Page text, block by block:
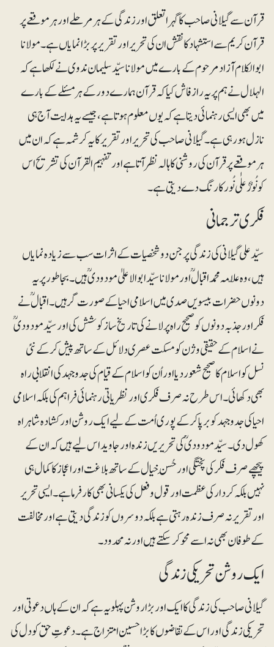
قرآن سے گیلانی صاحب کا گہرا تعلق اور زندگی کے ہرمرحلے اور ہرموقعے پر
قرآن کریم سے استشہاد کا نقش ان کی تحریر اور تقریر پر بڑا نمایاں ہے۔ مولانا
ابوالکلام آزاد مرحوم کے بارے میں مولانا سیّد سلیمان ندوی نے لکھا ہے کہ
الہلال نے ہم پر یہ راز فاش کیا کہ قرآن ہمارے دور کے ہر مسئلے کے بارے
میں بھی ایسی رہنمائی دیتا ہے کہ یوں معلوم ہوتا ہے، جیسے یہ ہدایت آج ہی
نازل ہورہی ہے۔ گیلانی صاحب کی تحریر اور تقریر کا یہ کرشمہ ہے کہ ان میں
ہرموقعے پر قرآن کی روشنی کا ہالہ نظر آتا ہے اور تفہیم القرآن کی تشریح اس
کونُورٌ علٰی نُور کا رنگ دے دیتی ہے۔
فکری ترجمانی
سیّد علی گیلانی کی زندگی پر جن دو شخصیات کے اثرات سب سے زیادہ نمایاں
ہیں، وہ علّامہ محمد اقبالؒ اور مولانا سیّدابوالاعلیٰ مودودیؒ ہیں۔ بجاطور پر یہ
دونوں حضرات بیسویں صدی میں اسلامی احیا کے صورت گر ہیں۔ اقبالؒ نے
فکر اور جذبہ دونوں کو صحیح راہ پر لانے کی تاریخ ساز کوشش کی اور سیّد مودودیؒ
نے اسلام کے حقیقی وژن کو مسکت عصری دلائل کے ساتھ پیش کرکے نئی
نسل کو اسلام کا صحیح شعور دیا اور اُن کو اسلام کے قیام کی جدوجہد کی انقلابی راہ
بھی دکھائی۔ اس طرح نہ صرف فکری اور نظریاتی رہنمائی فراہم کی بلکہ اسلامی
احیا کی جدوجہد کو برپا کرکے پوری اُمت کے لیے ایک روشن اور کشادہ شاہراہ
کھول دی۔ سیّد مودودیؒ کی تحریریں زندہ اور جاوید اس لیے ہیں کہ ان کے
پیچھے صرف فکر کی پختگی اور حُسنِ خیال کے ساتھ بلاغت اور اعجاز کا کمال ہی
نہیں بلکہ کردار کی عظمت اور قول و فعل کی یکسانی بھی کارفرما ہے۔ ایسی تحریر
اور تقریر نہ صرف زندہ رہتی ہے بلکہ دوسروں کو زندگی دیتی ہے اور مخالفت
کے طوفان بھی نہ اسے محو کرسکتے ہیں اور نہ محدود۔
ایک روشن تحریکی زندگی
گیلانی صاحب کی زندگی کا ایک اور بڑا روشن پہلو یہ ہے کہ ان کے ہاں دعوتی اور
تحریکی زندگی اور اس کے تقاضوں کا بڑا حسین امتزاج ہے۔ دعوتِ حق کو دل کی